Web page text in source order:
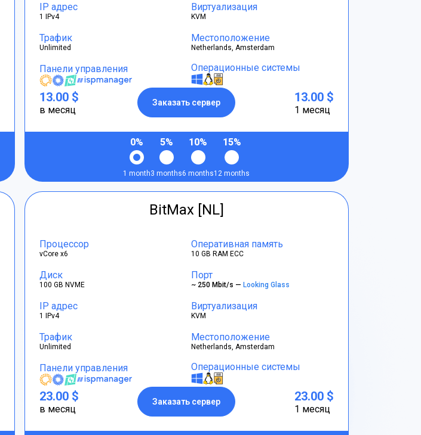
IP адрес
1 IPv4
Виртуализация
KVM
Трафик
Unlimited
Местоположение
Netherlands, Amsterdam
Панели управления Операционные системы
13.00 $
в месяц
Заказать сервер 13.00 $
1 месяц
0%
1 month
5%
3 months
10%
6 months
15%
12 months
BitMax [NL]
Процессор
vCore x6
Оперативная память
10 GB RAM ECC
Диск
100 GB NVME
Порт
~ 250 Mbit/s —Looking Glass
IP адрес
1 IPv4
Виртуализация
KVM
Трафик
Unlimited
Местоположение
Netherlands, Amsterdam
Панели управления Операционные системы
23.00 $
в месяц
Заказать сервер 23.00 $
1 месяц